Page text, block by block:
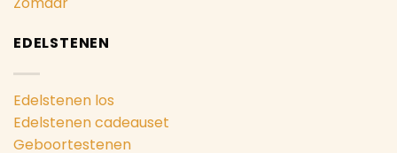
EDELSTENEN
Edelstenen los
Edelstenen cadeauset
Geboortestenen